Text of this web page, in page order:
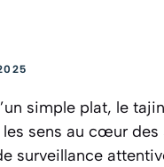
simple plat, le
sens au cœur des
surveillance